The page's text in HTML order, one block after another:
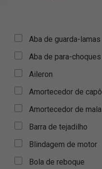
Aba de guarda-lamas
Aba de para-choques
Aileron
Amortecedor de capô
Amortecedor de mala
Barra de tejadilho
Blindagem de motor
Bola de reboque